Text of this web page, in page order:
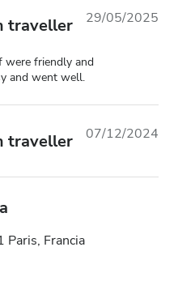
traveller 29/05/2025
were friendly and
and went well.
traveller 07/12/2024
Paris, Francia